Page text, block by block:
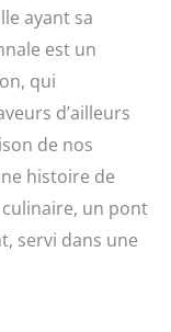
ayant sa
est un
qui
d’ailleurs
de nos
histoire de
culinaire, un pont
servi dans une